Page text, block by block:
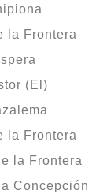
la Frontera
(El)
la Frontera
la Frontera
Concepción